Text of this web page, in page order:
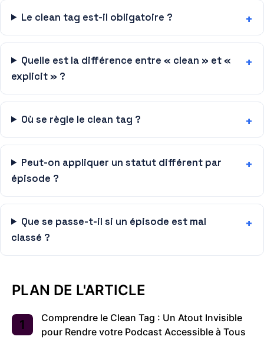
Le clean tag est-il obligatoire ?
Quelle est la différence entre « clean » et «
explicit » ?
Où se règle le clean tag ?
Peut-on appliquer un statut différent par
épisode ?
Que se passe-t-il si un épisode est mal
classé ?
PLAN DE L'ARTICLE
Comprendre le Clean Tag : Un Atout Invisible
pour Rendre votre Podcast Accessible à Tous